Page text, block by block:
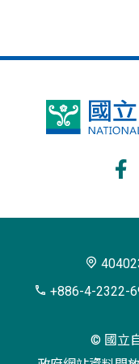
國
博
+886-4-2322-
© 國立